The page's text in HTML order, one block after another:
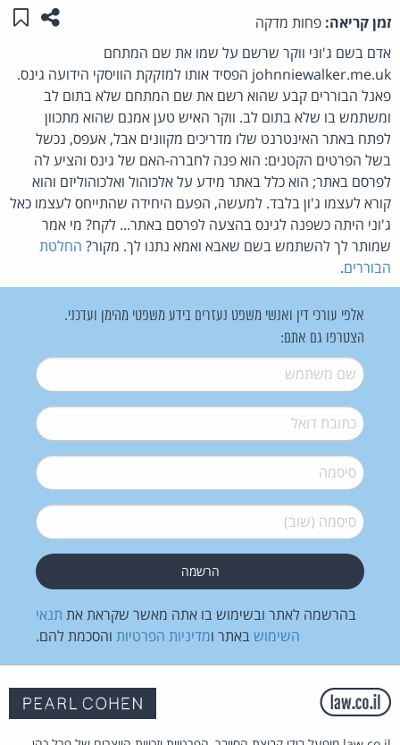
זמן קריאה: פחות מדקה שתפו
אדם בשם ג'וני ווקר שרשם על שמו את שם המתחם
johnniewalker.me.uk הפסיד אותו למזקקת הוויסקי הידועה גינס.
פאנל הבוררים קבע שהוא רשם את שם המתחם שלא בתום לב
ומשתמש בו שלא בתום לב. ווקר האיש טען אמנם שהוא מתכוון
לפתח באתר האינטרנט שלו מדריכים מקוונים אבל, אעפס, נכשל
בשל הפרטים הקטנים: הוא פנה לחברה-האם של גינס והציע לה
לפרסם באתר; הוא כלל באתר מידע על אלכוהול ואלכוהוליזם והוא
קורא לעצמו ג'ון בלבד. למעשה, הפעם היחידה שהתייחס לעצמו כאל
ג'וני היתה כשפנה לגינס בהצעה לפרסם באתר... לקח? מי אמר
שמותר לך להשתמש בשם שאבא ואמא נתנו לך. מקור? החלטת
הבוררים.
אלפי עורכי דין ואנשי משפט נעזרים בידע משפטי מהימן ועדכני.
הצטרפו גם אתם:
שם משתמש*
דואל*
סיסמה*
סיסמה (שוב)*
בהרשמה לאתר ובשימוש בו אתה מאשר שקראת את תנאי
השימוש באתר ומדיניות הפרטיות והסכמת להם.